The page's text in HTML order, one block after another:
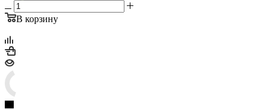
В корзину